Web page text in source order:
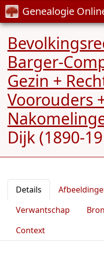
Genealogie
Barger-
Gezin +
Voorouders
Dijk (1890-
Details
Verwantschap
Context